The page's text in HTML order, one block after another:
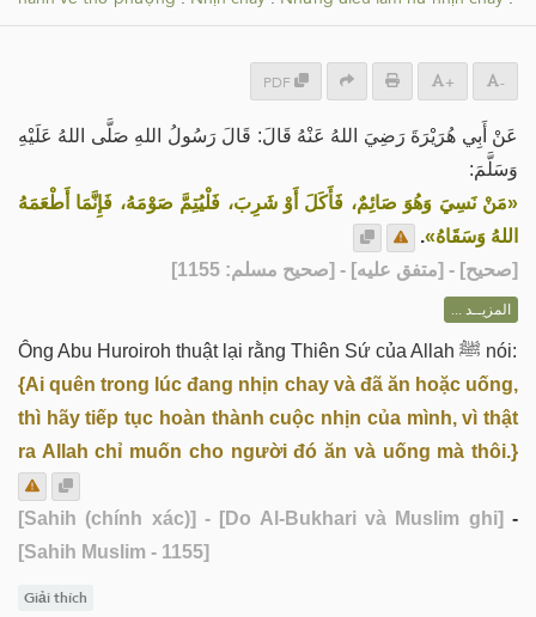
PDF + -
عَنْ أَبِي هُرَيْرَةَ رَضِيَ اللهُ عَنْهُ قَالَ: قَالَ رَسُولُ اللهِ صَلَّى اللهُ عَلَيْهِ
وَسَلَّمَ:
«مَنْ نَسِيَ وَهُوَ صَائِمٌ، فَأَكَلَ أَوْ شَرِبَ، فَلْيُتِمَّ صَوْمَهُ، فَإِنَّمَا أَطْعَمَهُ
اللهُ وَسَقَاهُ».
[صحيح] - [متفق عليه] - [صحيح مسلم: 1155]
المزيــد ...
Ông Abu Huroiroh thuật lại rằng Thiên Sứ của Allah ﷺ nói:
{Ai quên trong lúc đang nhịn chay và đã ăn hoặc uống,
thì hãy tiếp tục hoàn thành cuộc nhịn của mình, vì thật
ra Allah chỉ muốn cho người đó ăn và uống mà thôi.}
[Sahih (chính xác)] - [Do Al-Bukhari và Muslim ghi] -
[Sahih Muslim - 1155]
Giải thích